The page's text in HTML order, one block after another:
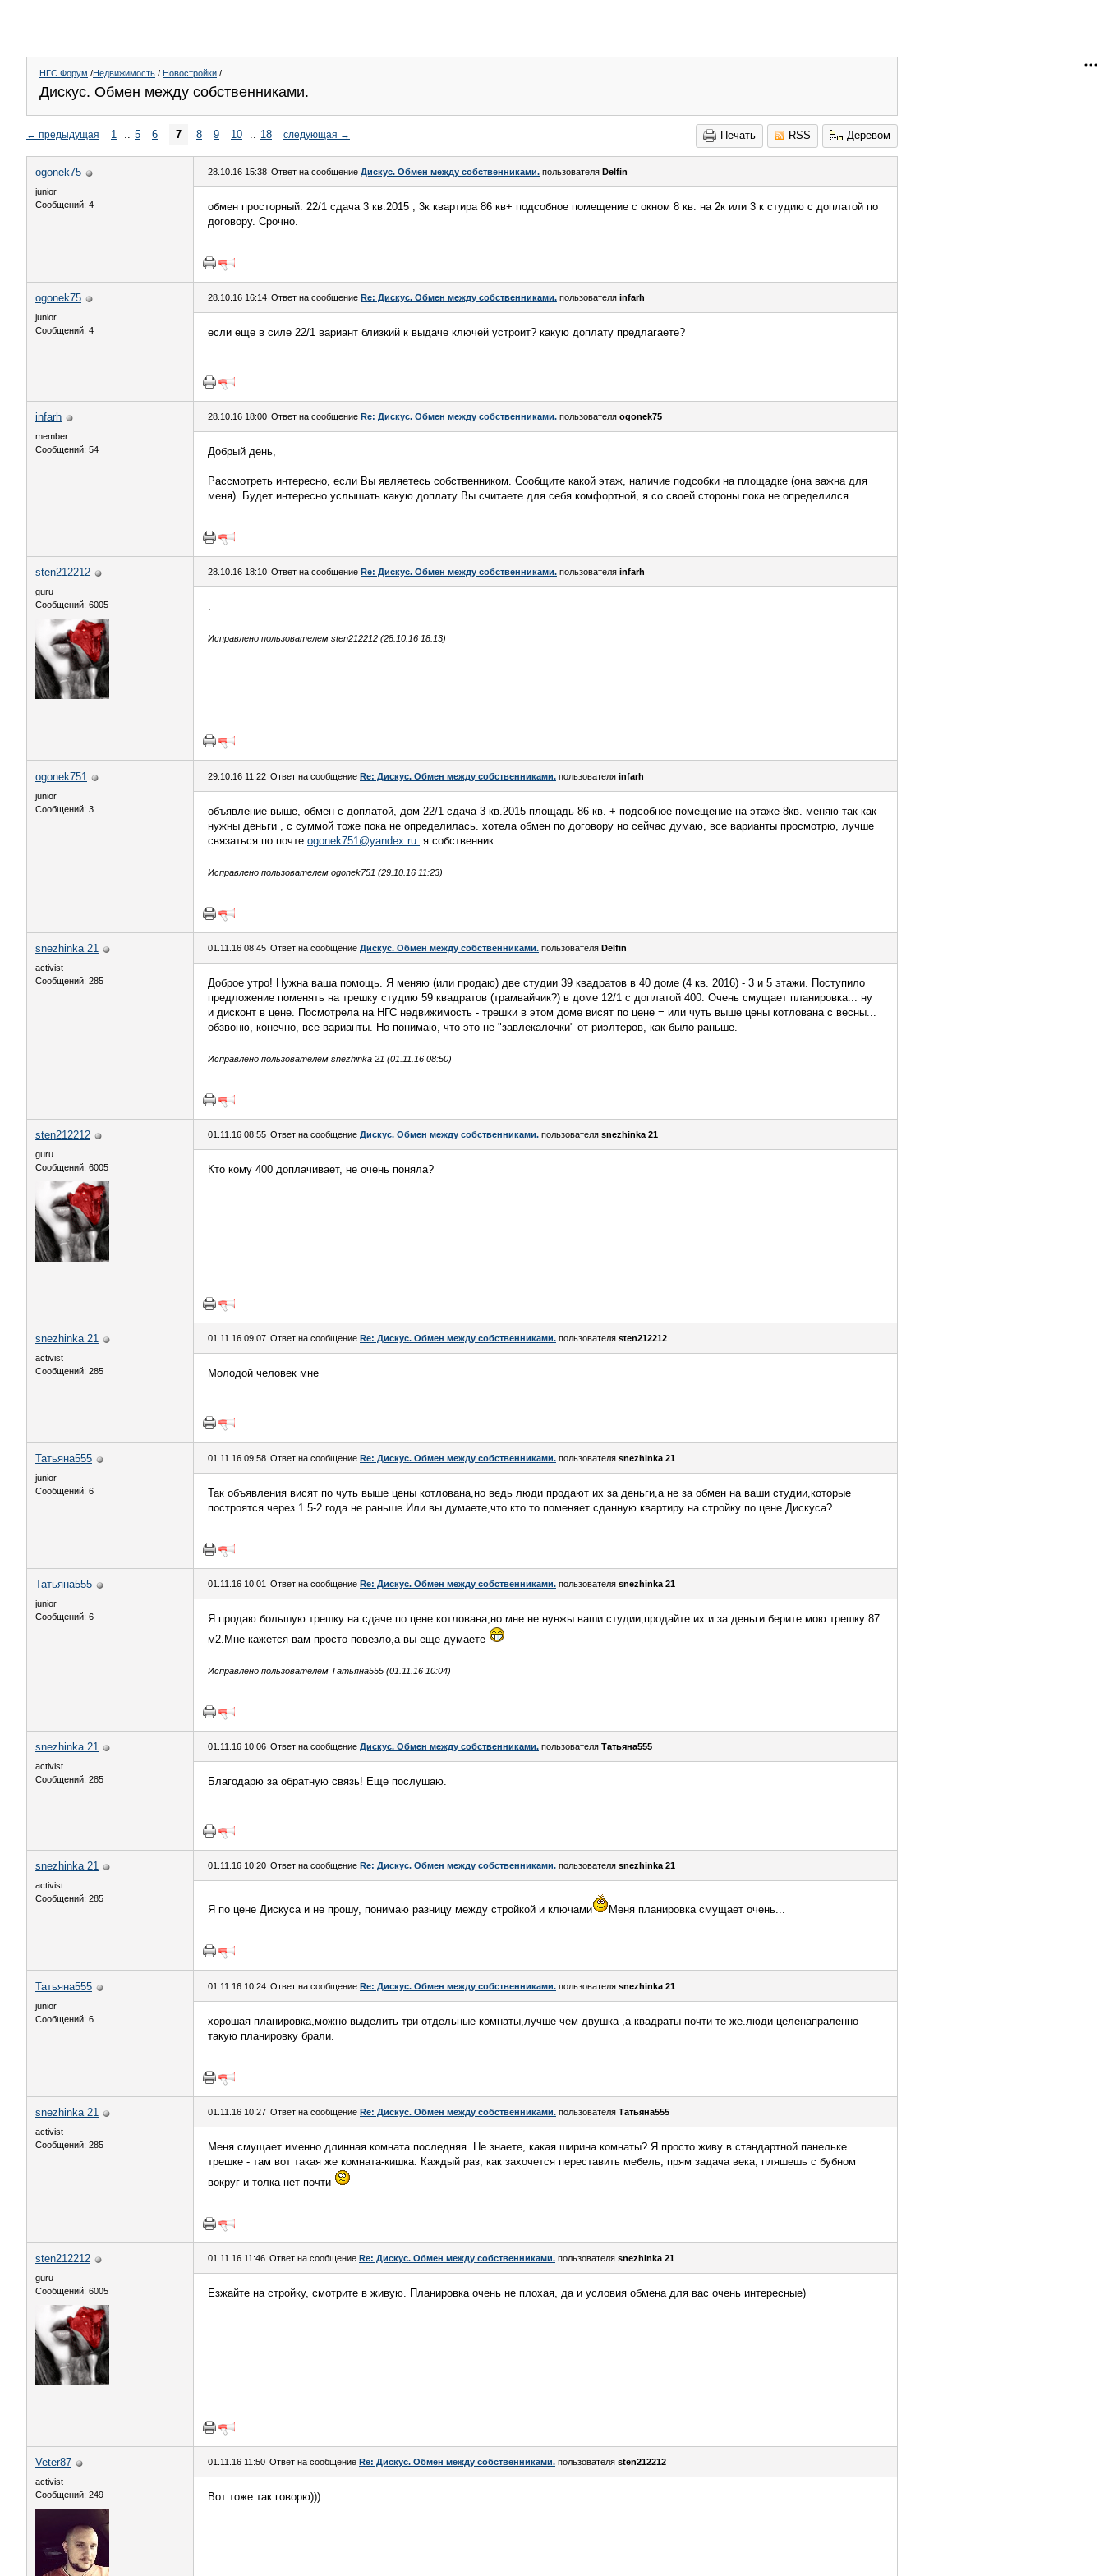
НГС.Форум /Недвижимость / Новостройки /
Дискус. Обмен между собственниками.
Печать RSS Деревом
← предыдущая 1 .. 5 6 7 8 9 10 .. 18 следующая →
ogonek75
junior
Сообщений: 4
28.10.16 15:38 Ответ на сообщение Дискус. Обмен между собственниками. пользователя Delfin
обмен просторный. 22/1 сдача 3 кв.2015 , 3к квартира 86 кв+ подсобное помещение с окном 8 кв. на 2к или 3 к студию с доплатой по
договору. Срочно.
ogonek75
junior
Сообщений: 4
28.10.16 16:14 Ответ на сообщение Re: Дискус. Обмен между собственниками. пользователя infarh
если еще в силе 22/1 вариант близкий к выдаче ключей устроит? какую доплату предлагаете?
infarh
member
Сообщений: 54
28.10.16 18:00 Ответ на сообщение Re: Дискус. Обмен между собственниками. пользователя ogonek75
Добрый день,
Рассмотреть интересно, если Вы являетесь собственником. Сообщите какой этаж, наличие подсобки на площадке (она важна для
меня). Будет интересно услышать какую доплату Вы считаете для себя комфортной, я со своей стороны пока не определился.
sten212212
guru
Сообщений: 6005
28.10.16 18:10 Ответ на сообщение Re: Дискус. Обмен между собственниками. пользователя infarh
.
Исправлено пользователем sten212212 (28.10.16 18:13)
ogonek751
junior
Сообщений: 3
29.10.16 11:22 Ответ на сообщение Re: Дискус. Обмен между собственниками. пользователя infarh
объявление выше, обмен с доплатой, дом 22/1 сдача 3 кв.2015 площадь 86 кв. + подсобное помещение на этаже 8кв. меняю так как
нужны деньги , с суммой тоже пока не определилась. хотела обмен по договору но сейчас думаю, все варианты просмотрю, лучше
связаться по почте ogonek751@yandex.ru. я собственник.
Исправлено пользователем ogonek751 (29.10.16 11:23)
snezhinka 21
activist
Сообщений: 285
01.11.16 08:45 Ответ на сообщение Дискус. Обмен между собственниками. пользователя Delfin
Доброе утро! Нужна ваша помощь. Я меняю (или продаю) две студии 39 квадратов в 40 доме (4 кв. 2016) - 3 и 5 этажи. Поступило
предложение поменять на трешку студию 59 квадратов (трамвайчик?) в доме 12/1 с доплатой 400. Очень смущает планировка... ну
и дисконт в цене. Посмотрела на НГС недвижимость - трешки в этом доме висят по цене = или чуть выше цены котлована с весны...
обзвоню, конечно, все варианты. Но понимаю, что это не "завлекалочки" от риэлтеров, как было раньше.
Исправлено пользователем snezhinka 21 (01.11.16 08:50)
sten212212
guru
Сообщений: 6005
01.11.16 08:55 Ответ на сообщение Дискус. Обмен между собственниками. пользователя snezhinka 21
Кто кому 400 доплачивает, не очень поняла?
snezhinka 21
activist
Сообщений: 285
01.11.16 09:07 Ответ на сообщение Re: Дискус. Обмен между собственниками. пользователя sten212212
Молодой человек мне
Татьяна555
junior
Сообщений: 6
01.11.16 09:58 Ответ на сообщение Re: Дискус. Обмен между собственниками. пользователя snezhinka 21
Так объявления висят по чуть выше цены котлована,но ведь люди продают их за деньги,а не за обмен на ваши студии,которые
построятся через 1.5-2 года не раньше.Или вы думаете,что кто то поменяет сданную квартиру на стройку по цене Дискуса?
Татьяна555
junior
Сообщений: 6
01.11.16 10:01 Ответ на сообщение Re: Дискус. Обмен между собственниками. пользователя snezhinka 21
Я продаю большую трешку на сдаче по цене котлована,но мне не нунжы ваши студии,продайте их и за деньги берите мою трешку 87
м2.Мне кажется вам просто повезло,а вы еще думаете
Исправлено пользователем Татьяна555 (01.11.16 10:04)
snezhinka 21
activist
Сообщений: 285
01.11.16 10:06 Ответ на сообщение Дискус. Обмен между собственниками. пользователя Татьяна555
Благодарю за обратную связь! Еще послушаю.
snezhinka 21
activist
Сообщений: 285
01.11.16 10:20 Ответ на сообщение Re: Дискус. Обмен между собственниками. пользователя snezhinka 21
Я по цене Дискуса и не прошу, понимаю разницу между стройкой и ключами Меня планировка смущает очень...
Татьяна555
junior
Сообщений: 6
01.11.16 10:24 Ответ на сообщение Re: Дискус. Обмен между собственниками. пользователя snezhinka 21
хорошая планировка,можно выделить три отдельные комнаты,лучше чем двушка ,а квадраты почти те же.люди целенапраленно
такую планировку брали.
snezhinka 21
activist
Сообщений: 285
01.11.16 10:27 Ответ на сообщение Re: Дискус. Обмен между собственниками. пользователя Татьяна555
Меня смущает именно длинная комната последняя. Не знаете, какая ширина комнаты? Я просто живу в стандартной панельке
трешке - там вот такая же комната-кишка. Каждый раз, как захочется переставить мебель, прям задача века, пляшешь с бубном
вокруг и толка нет почти
sten212212
guru
Сообщений: 6005
01.11.16 11:46 Ответ на сообщение Re: Дискус. Обмен между собственниками. пользователя snezhinka 21
Езжайте на стройку, смотрите в живую. Планировка очень не плохая, да и условия обмена для вас очень интересные)
Veter87
activist
Сообщений: 249
01.11.16 11:50 Ответ на сообщение Re: Дискус. Обмен между собственниками. пользователя sten212212
Вот тоже так говорю)))